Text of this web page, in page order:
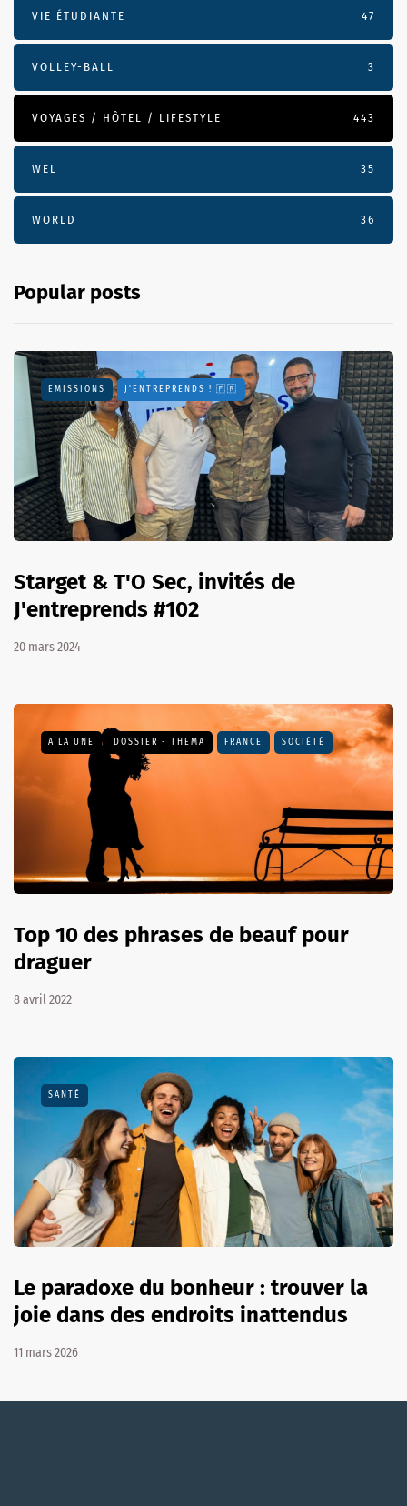
VIE ÉTUDIANTE 47
VOLLEY-BALL 3
VOYAGES / HÔTEL / LIFESTYLE 443
WEL 35
WORLD 36
Popular posts
EMISSIONS J'ENTREPRENDS ! 🇫🇷
Starget & T'O Sec, invités de
J'entreprends #102
20 mars 2024
A LA UNE DOSSIER - THEMA FRANCE SOCIÉTÉ
Top 10 des phrases de beauf pour
draguer
8 avril 2022
SANTÉ
Le paradoxe du bonheur : trouver la
joie dans des endroits inattendus
11 mars 2026